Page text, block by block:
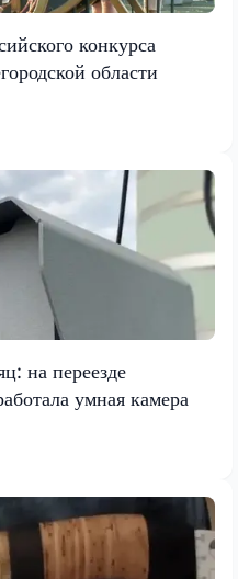
конкурса
области
на переезде
умная камера